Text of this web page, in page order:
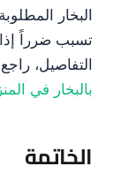
تسبب ضرراً
التفاصيل،
بالبخار في
الخاتمة